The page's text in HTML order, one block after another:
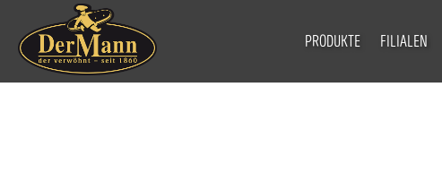
PRODUKTE FILIALEN